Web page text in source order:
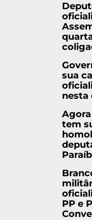
sua
nesta
tem
PP e